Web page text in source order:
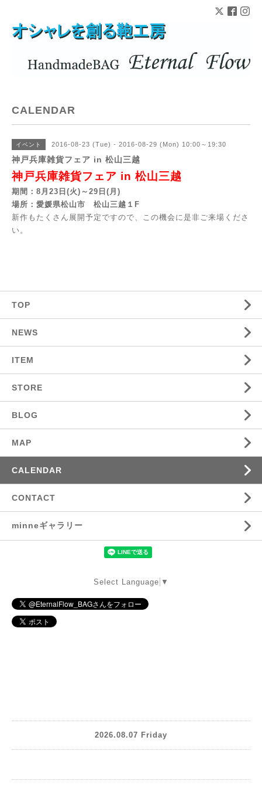
CALENDAR
イベント 2016-08-23 (Tue) - 2016-08-29 (Mon) 10:00～19:30
神戸兵庫雑貨フェア in 松山三越
神戸兵庫雑貨フェア in 松山三越
期間：8月23日(火)～29日(月)
場所：愛媛県松山市 松山三越１F
新作もたくさん展開予定ですので、この機会に是非ご来場くださ
い。
TOP
NEWS
ITEM
STORE
BLOG
MAP
CALENDAR
CONTACT
minneギャラリー
Select Language ▼
2026.08.07 Friday